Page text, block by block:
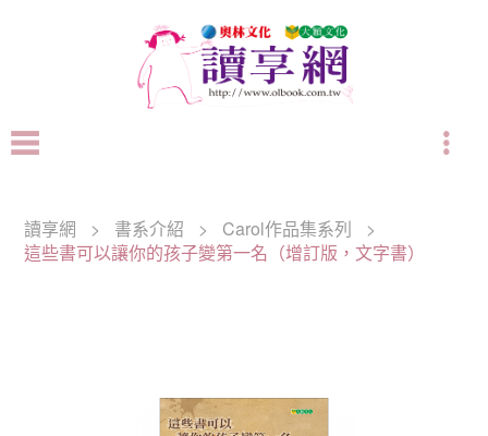
讀享網 > 書系介紹 > Carol作品集系列
>
這些書可以讓你的孩子變第一名（增訂版，文字書）